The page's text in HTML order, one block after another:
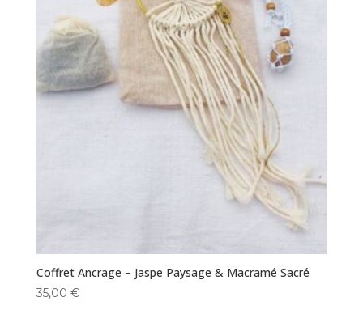
Coffret Ancrage – Jaspe Paysage & Macramé Sacré
35,00 €